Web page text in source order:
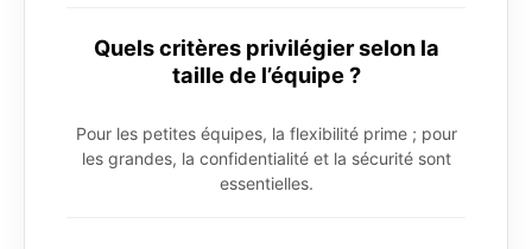
Quels critères privilégier selon la
taille de l’équipe ?
Pour les petites équipes, la flexibilité prime ; pour
les grandes, la confidentialité et la sécurité sont
essentielles.